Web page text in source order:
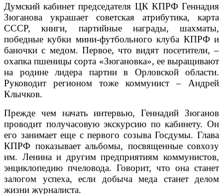
Думский кабинет председателя ЦК КПРФ Геннадия
Зюганова украшает советская атрибутика, карта
СССР, книги, партийные награды, шахматы,
победные кубки мини-футбольного клуба КПРФ и
баночки с медом. Первое, что видят посетители, –
охапка пшеницы сорта «Зюгановка», ее выращивают
на родине лидера партии в Орловской области.
Руководит регионом тоже коммунист – Андрей
Клычков.
Прежде чем начать интервью, Геннадий Зюганов
проводит получасовую экскурсию по кабинету. Он
его занимает еще с первого созыва Госдумы. Глава
КПРФ показывает альбомы, посвященные совхозу
им. Ленина и другим предприятиям коммунистов,
энциклопедию пчеловода. Говорит, что она станет
залогом успеха, если добыча меда станет делом
жизни журналиста.